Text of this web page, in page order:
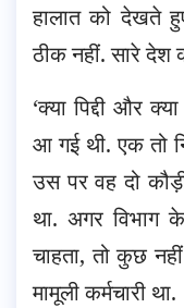
हालात को देखते
ठीक नहीं. सारे देश
‘क्या पिद्दी और
आ गई थी. एक तो
उस पर वह दो
था. अगर विभाग
चाहता, तो कुछ
मामूली कर्मचारी था.